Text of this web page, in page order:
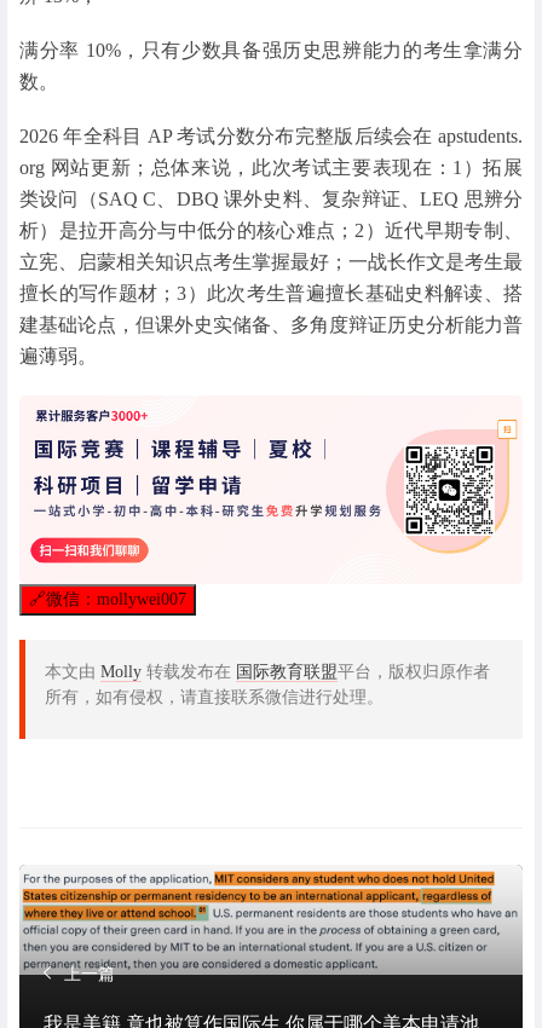
满分率 10%，只有少数具备强历史思辨能力的考生拿满分
数。
2026 年全科目 AP 考试分数分布完整版后续会在 apstudents.
org 网站更新；总体来说，此次考试主要表现在：1）拓展
类设问（SAQ C、DBQ 课外史料、复杂辩证、LEQ 思辨分
析）是拉开高分与中低分的核心难点；2）近代早期专制、
立宪、启蒙相关知识点考生掌握最好；一战长作文是考生最
擅长的写作题材；3）此次考生普遍擅长基础史料解读、搭
建基础论点，但课外史实储备、多角度辩证历史分析能力普
遍薄弱。
🔗微信：mollywei007
本文由 Molly 转载发布在 国际教育联盟平台，版权归原作者
所有，如有侵权，请直接联系微信进行处理。
上一篇
我是美籍 竟也被算作国际生 你属于哪个美本申请池